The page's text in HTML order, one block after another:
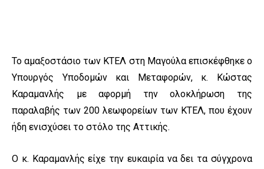
Το αμαξοστάσιο των ΚΤΕΛ στη Μαγούλα επισκέφθηκε ο
Υπουργός Υποδομών και Μεταφορών, κ. Κώστας
Καραμανλής με αφορμή την ολοκλήρωση της
παραλαβής των 200 λεωφορείων των ΚΤΕΛ, που έχουν
ήδη ενισχύσει το στόλο της Αττικής.
Ο κ. Καραμανλής είχε την ευκαιρία να δει τα σύγχρονα